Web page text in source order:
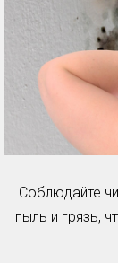
Соблюдайте
пыль и грязь,